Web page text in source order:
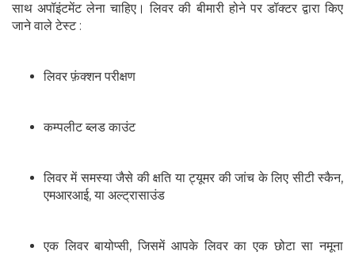
साथ अपॉइंटमेंट लेना चाहिए। लिवर की बीमारी होने पर डॉक्टर द्वारा किए
जाने वाले टेस्ट :
लिवर फ़ंक्शन परीक्षण
कम्पलीट ब्लड काउंट
लिवर में समस्या जैसे की क्षति या ट्यूमर की जांच के लिए सीटी स्कैन,
एमआरआई, या अल्ट्रासाउंड
एक लिवर बायोप्सी, जिसमें आपके लिवर का एक छोटा सा नमूना